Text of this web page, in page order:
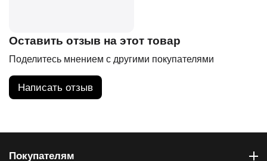
Оставить отзыв на этот товар
Поделитесь мнением с другими покупателями
Написать отзыв
Покупателям